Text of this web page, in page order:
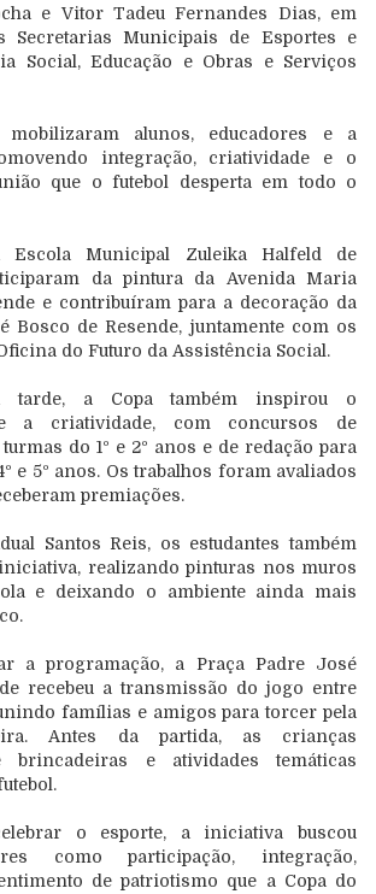
e Vitor Tadeu Fernandes Dias, em
Secretarias Municipais de Esportes e
Social, Educação e Obras e Serviços
mobilizaram alunos, educadores e a
integração, criatividade e o
que o futebol desperta em todo o
Municipal Zuleika Halfeld de
da pintura da Avenida Maria
e contribuíram para a decoração da
Bosco de Resende, juntamente com os
do Futuro da Assistência Social.
a Copa também inspirou o
a criatividade, com concursos de
do 1º e 2º anos e de redação para
e 5º anos. Os trabalhos foram avaliados
premiações.
Santos Reis, os estudantes também
realizando pinturas nos muros
e deixando o ambiente ainda mais
a programação, a Praça Padre José
recebeu a transmissão do jogo entre
famílias e amigos para torcer pela
Antes da partida, as crianças
brincadeiras e atividades temáticas
o esporte, a iniciativa buscou
como participação, integração,
de patriotismo que a Copa do